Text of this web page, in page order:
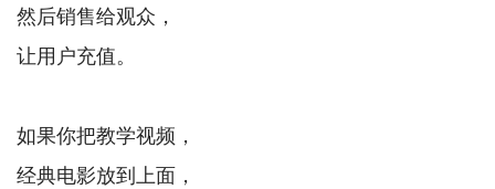
然后销售给观众，
让用户充值。
如果你把教学视频，
经典电影放到上面，